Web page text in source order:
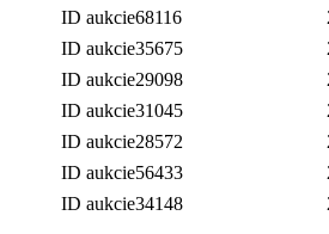
ID aukcie68116
ID aukcie35675
ID aukcie29098
ID aukcie31045
ID aukcie28572
ID aukcie56433
ID aukcie34148